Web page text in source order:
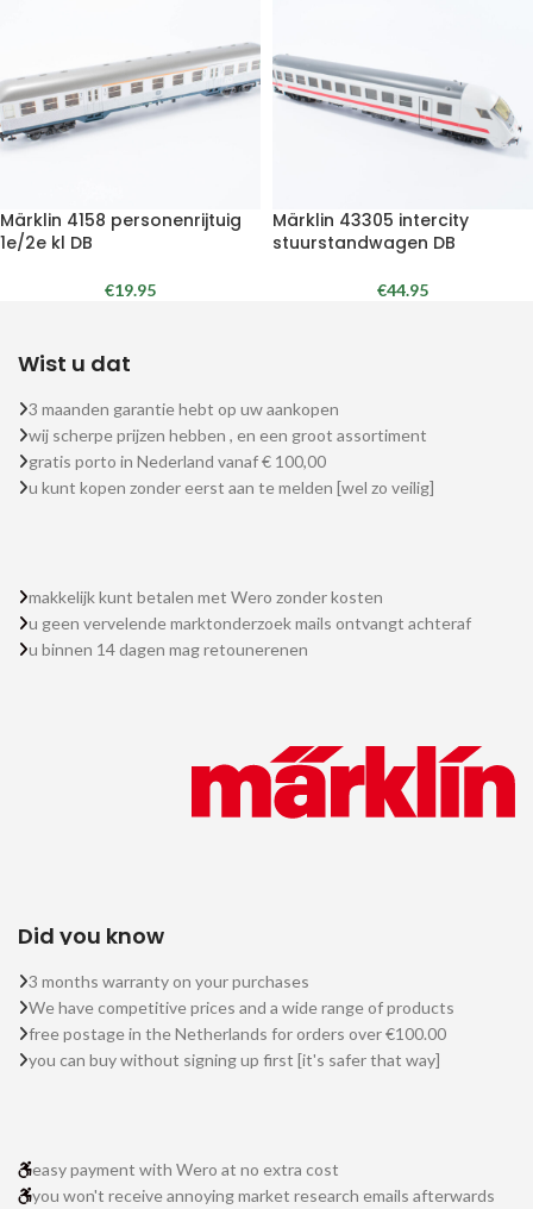
Märklin 4158 personenrijtuig
1e/2e kl DB
€19.95
Märklin 43305 intercity
stuurstandwagen DB
€44.95
Wist u dat
3 maanden garantie hebt op uw aankopen
wij scherpe prijzen hebben , en een groot assortiment
gratis porto in Nederland vanaf € 100,00
u kunt kopen zonder eerst aan te melden [wel zo veilig]
makkelijk kunt betalen met Wero zonder kosten
u geen vervelende marktonderzoek mails ontvangt achteraf
u binnen 14 dagen mag retounerenen
Did you know
3 months warranty on your purchases
We have competitive prices and a wide range of products
free postage in the Netherlands for orders over €100.00
you can buy without signing up first [it's safer that way]
easy payment with Wero at no extra cost
you won't receive annoying market research emails afterwards